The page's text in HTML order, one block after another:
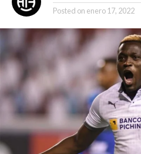
Posted on enero 17, 2022